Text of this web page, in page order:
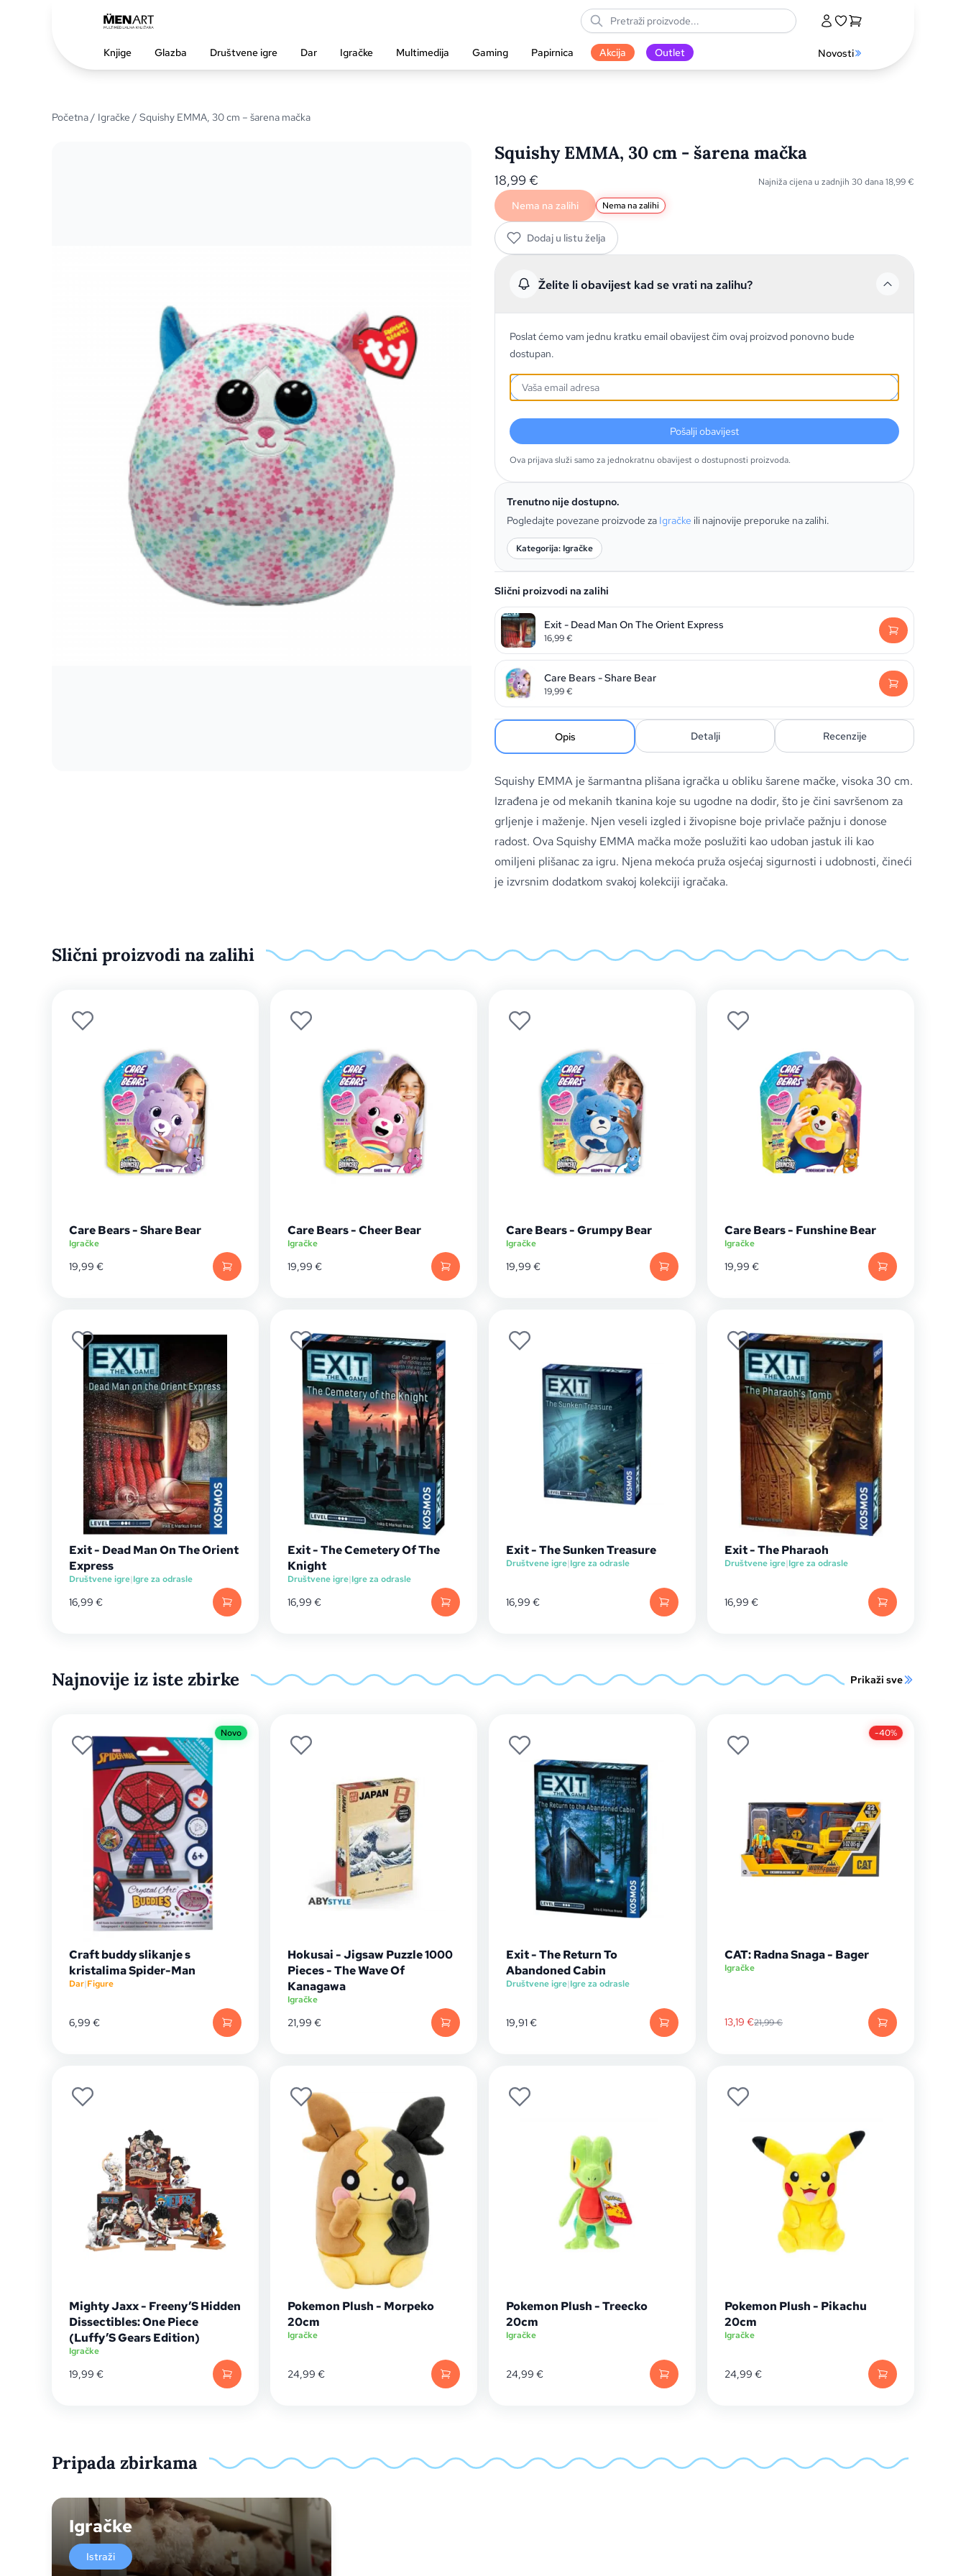
Knjige Glazba Društvene igre Dar Igračke Multimedija Gaming Papirnica Akcija Outlet Novosti
Početna/ Igračke / Squishy EMMA, 30 cm – šarena mačka
Squishy EMMA, 30 cm - šarena mačka
18,99 € Najniža cijena u zadnjih 30 dana18,99€
Nema na zalihi Nema na zalihi
Dodaj u listu želja
Želite li obavijest kad se vrati na zalihu?
Poslat ćemo vam jednu kratku email obavijest čim ovaj proizvod ponovno bude
dostupan.
Pošalji obavijest
Ova prijava služi samo za jednokratnu obavijest o dostupnosti proizvoda.
Trenutno nije dostupno.
Pogledajte povezane proizvode za Igračke ili najnovije preporuke na zalihi.
Kategorija: Igračke
Slični proizvodi na zalihi
Exit - Dead Man On The Orient Express
16,99€
Care Bears - Share Bear
19,99€
Opis Detalji Recenzije
Squishy EMMA je šarmantna plišana igračka u obliku šarene mačke, visoka 30 cm.
Izrađena je od mekanih tkanina koje su ugodne na dodir, što je čini savršenom za
grljenje i maženje. Njen veseli izgled i živopisne boje privlače pažnju i donose
radost. Ova Squishy EMMA mačka može poslužiti kao udoban jastuk ili kao
omiljeni plišanac za igru. Njena mekoća pruža osjećaj sigurnosti i udobnosti, čineći
je izvrsnim dodatkom svakoj kolekciji igračaka.
Slični proizvodi na zalihi
Care Bears - Share Bear
Igračke
19,99 €
Care Bears - Cheer Bear
Igračke
19,99 €
Care Bears - Grumpy Bear
Igračke
19,99 €
Care Bears - Funshine Bear
Igračke
19,99 €
Exit - Dead Man On The Orient
Express
Društvene igre|Igre za odrasle
16,99 €
Exit - The Cemetery Of The
Knight
Društvene igre|Igre za odrasle
16,99 €
Exit - The Sunken Treasure
Društvene igre|Igre za odrasle
16,99 €
Exit - The Pharaoh
Društvene igre|Igre za odrasle
16,99 €
Najnovije iz iste zbirke Prikaži sve
Novo
Craft buddy slikanje s
kristalima Spider-Man
Dar|Figure
6,99 €
Hokusai - Jigsaw Puzzle 1000
Pieces - The Wave Of
Kanagawa
Igračke
21,99 €
Exit - The Return To
Abandoned Cabin
Društvene igre|Igre za odrasle
19,91€
-40%
CAT: Radna Snaga - Bager
Igračke
13,19 €21,99€
Mighty Jaxx - Freeny’S Hidden
Dissectibles: One Piece
(Luffy’S Gears Edition)
Igračke
19,99 €
Pokemon Plush - Morpeko
20cm
Igračke
24,99 €
Pokemon Plush - Treecko
20cm
Igračke
24,99 €
Pokemon Plush - Pikachu
20cm
Igračke
24,99 €
Pripada zbirkama
Igračke
Istraži